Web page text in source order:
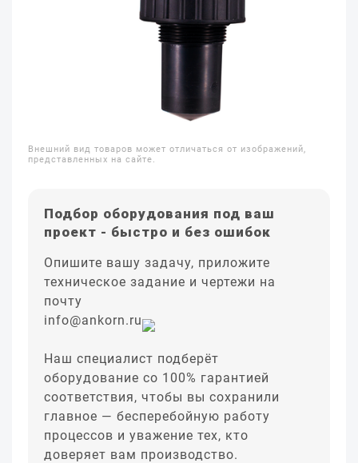
Внешний вид товаров может отличаться от изображений,
представленных на сайте.
Подбор оборудования под ваш
проект - быстро и без ошибок
Опишите вашу задачу, приложите
техническое задание и чертежи на
почту
info@ankorn.ru
Наш специалист подберёт
оборудование со 100% гарантией
соответствия, чтобы вы сохранили
главное — бесперебойную работу
процессов и уважение тех, кто
доверяет вам производство.